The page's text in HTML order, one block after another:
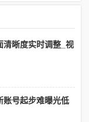
清晰度实时调整_视
账号起步难曝光低